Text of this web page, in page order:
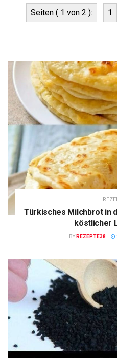
Seiten ( 1 von 2 ): 1
Türkisches Milchbrot in
köstlicher
BY REZEPTE38